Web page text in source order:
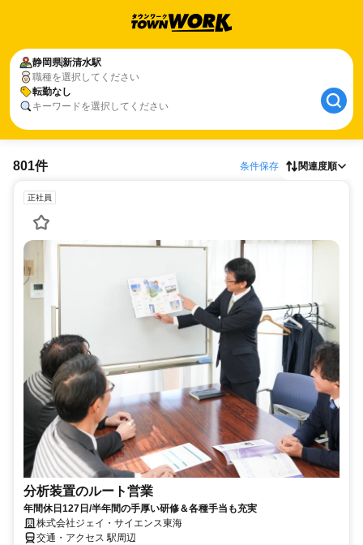
静岡県新清水駅
職種を選択してください
転勤なし
キーワードを選択してください
801件 条件保存 関連度順
正社員
分析装置のルート営業
年間休日127日/半年間の手厚い研修＆各種手当も充実
株式会社ジェイ・サイエンス東海
交通・アクセス 駅周辺